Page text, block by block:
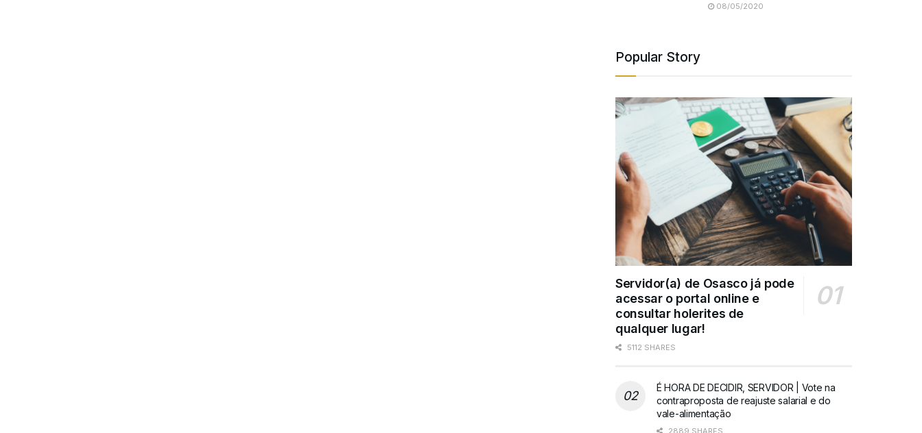
08/05/2020
Popular Story
Servidor(a) de Osasco já pode
acessar o portal online e
consultar holerites de
qualquer lugar!
5112 SHARES
É HORA DE DECIDIR, SERVIDOR | Vote na
contraproposta de reajuste salarial e do
vale-alimentação
2889 SHARES